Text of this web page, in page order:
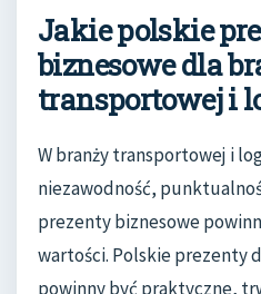
Jakie polskie
biznesowe dla
transportowej i
W branży transportowej i
niezawodność,
prezenty biznesowe
wartości. Polskie prezenty
powinny być praktyczne,